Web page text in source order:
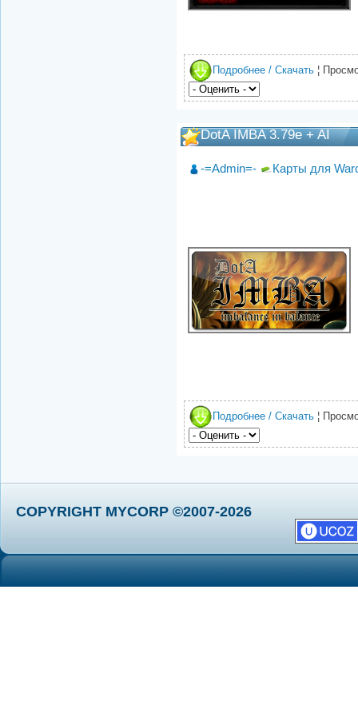
Подробнее / Скачать ¦
DotA IMBA 3.79e + AI
-=Admin=- Карты для
Подробнее / Скачать ¦
COPYRIGHT MYCORP ©2007-2026